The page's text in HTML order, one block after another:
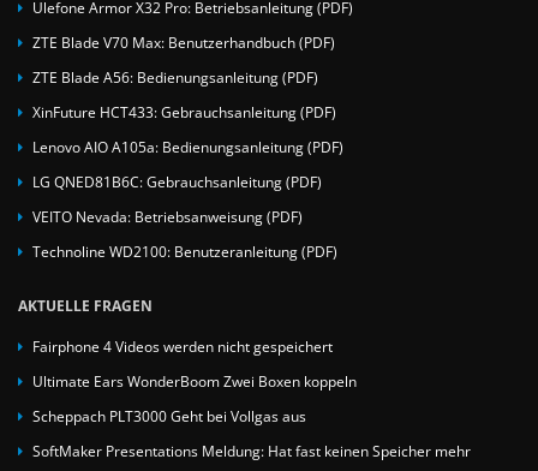
Ulefone Armor X32 Pro: Betriebsanleitung (PDF)
ZTE Blade V70 Max: Benutzerhandbuch (PDF)
ZTE Blade A56: Bedienungsanleitung (PDF)
XinFuture HCT433: Gebrauchsanleitung (PDF)
Lenovo AIO A105a: Bedienungsanleitung (PDF)
LG QNED81B6C: Gebrauchsanleitung (PDF)
VEITO Nevada: Betriebsanweisung (PDF)
Technoline WD2100: Benutzeranleitung (PDF)
AKTUELLE FRAGEN
Fairphone 4 Videos werden nicht gespeichert
Ultimate Ears WonderBoom Zwei Boxen koppeln
Scheppach PLT3000 Geht bei Vollgas aus
SoftMaker Presentations Meldung: Hat fast keinen Speicher mehr